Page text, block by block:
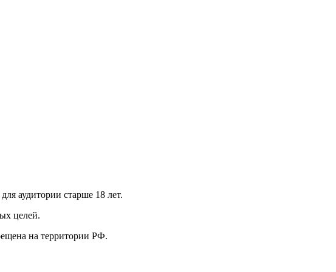
аудитории старше 18 лет.
целей.
на территории РФ.